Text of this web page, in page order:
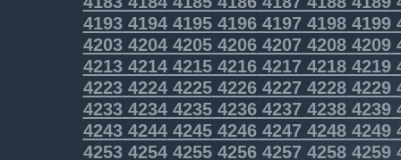
4193419441954196419741984199
4203420442054206420742084209
4213421442154216421742184219
4223422442254226422742284229
4233423442354236423742384239
4243424442454246424742484249
4253425442554256425742584259